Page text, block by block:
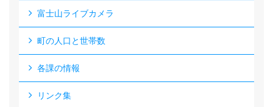
富士山ライブカメラ
町の人口と世帯数
各課の情報
リンク集